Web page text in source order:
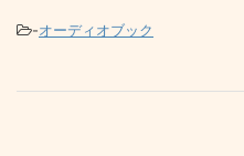
-オーディオブック